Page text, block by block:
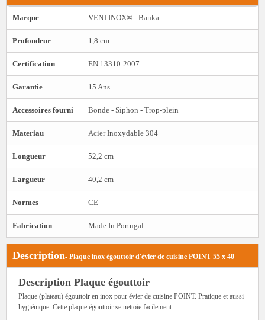
Marque VENTINOX® - Banka
Profondeur 1,8 cm
Certification EN 13310:2007
Garantie 15 Ans
Accessoires fourni Bonde - Siphon - Trop-plein
Materiau Acier Inoxydable 304
Longueur 52,2 cm
Largueur 40,2 cm
Normes CE
Fabrication Made In Portugal
Description- Plaque inox égouttoir d'évier de cuisine POINT 55 x 40
Description Plaque égouttoir
Plaque (plateau) égouttoir en inox pour évier de cuisine POINT. Pratique et aussi
hygiénique. Cette plaque égouttoir se nettoie facilement.